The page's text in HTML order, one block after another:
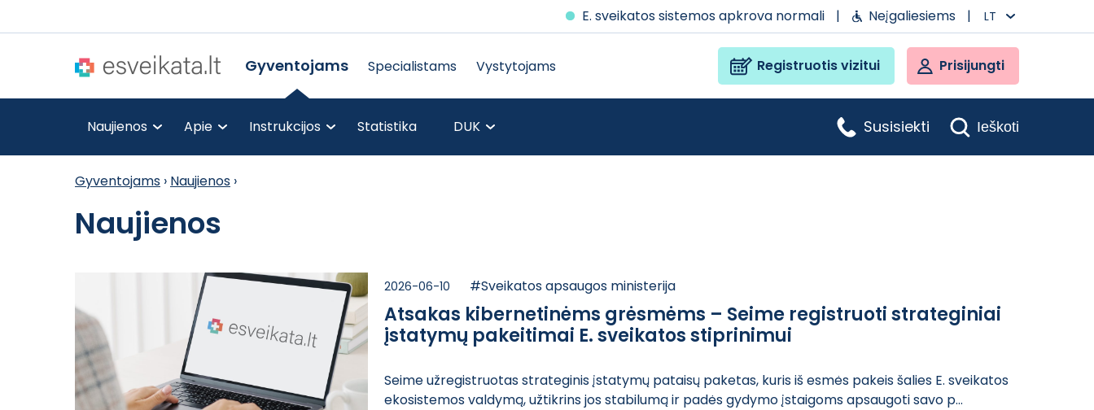
E. sveikatos sistemos apkrova normali | Neįgaliesiems | LT
Gyventojams Specialistams Vystytojams Registruotis vizitui Prisijungti
Naujienos Apie Instrukcijos Statistika DUK Susisiekti Ieškoti
Gyventojams › Naujienos ›
Naujienos
2026-06-10 #Sveikatos apsaugos ministerija
Atsakas kibernetinėms grėsmėms – Seime registruoti strateginiai
įstatymų pakeitimai E. sveikatos stiprinimui
Seime užregistr​uotas strategin​is įstatymų pat​aisų paketas, k​uris iš esmės p​akeis šalies E.​ sveikatos
ekos​istemos valdymą​, užtikrins jos​ stabilumą ir p​adės gydymo įst​aigoms apsaugot​i savo p...